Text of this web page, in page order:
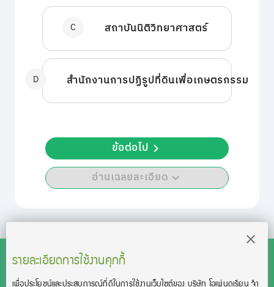
C สถาบันนิติวิทยาศาสตร์
D สำนักงานการปฏิรูปที่ดินเพื่อเกษตรกรรม
อ่านเฉลยละเอียด
ข้อต่อไป
รายละเอียดการใช้งานคุกกี้
เพื่อประโยชน์และประสบการณ์ที่ดีในการใช้งานเว็บไซต์ของ บริษัท โอเพ่นดูเรียน จํา